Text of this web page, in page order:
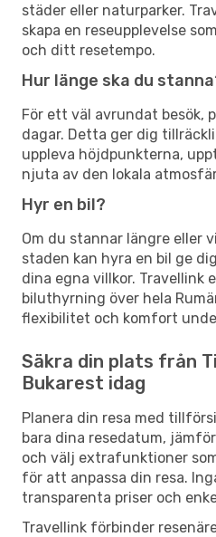
städer eller naturparker.
skapa en reseupplevelse
och ditt resetempo.
Hur länge ska du
För ett väl avrundat besök,
dagar. Detta ger dig
uppleva höjdpunkterna,
njuta av den lokala
Hyr en bil?
Om du stannar längre eller
staden kan hyra en bil ge
dina egna villkor. Travellink
biluthyrning över hela
flexibilitet och komfort
Säkra din plats från
Bukarest idag
Planera din resa med
bara dina resedatum,
och välj extrafunktioner
för att anpassa din resa.
transparenta priser och
Travellink förbinder